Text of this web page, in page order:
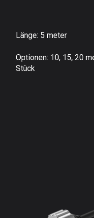
Länge: 5 meter
Optionen: 10, 15, 20
Stück